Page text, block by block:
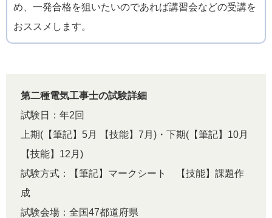
め、一発合格を狙いたいのであれば講習会などの受講を
おススメします。
第二種電気工事士の試験詳細
試験日：年2回
上期(【筆記】5月 【技能】7月)・下期(【筆記】10月
【技能】12月)
試験方式：【筆記】マークシート 【技能】課題作
成
試験会場：全国47都道府県